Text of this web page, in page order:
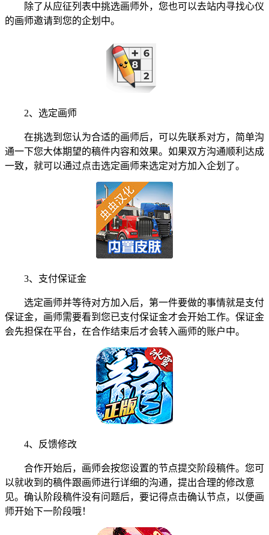
除了从应征列表中挑选画师外，您也可以去站内寻找心仪
的画师邀请到您的企划中。
2、选定画师
在挑选到您认为合适的画师后，可以先联系对方，简单沟
通一下您大体期望的稿件内容和效果。如果双方沟通顺利达成
一致，就可以通过点击选定画师来选定对方加入企划了。
3、支付保证金
选定画师并等待对方加入后，第一件要做的事情就是支付
保证金，画师需要看到您已支付保证金才会开始工作。保证金
会先担保在平台，在合作结束后才会转入画师的账户中。
4、反馈修改
合作开始后，画师会按您设置的节点提交阶段稿件。您可
以就收到的稿件跟画师进行详细的沟通，提出合理的修改意
见。确认阶段稿件没有问题后，要记得点击确认节点，以便画
师开始下一阶段哦！